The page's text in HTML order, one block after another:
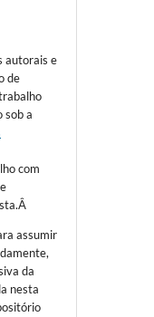
autorais e
de
sob a
com
assumir
da
nesta